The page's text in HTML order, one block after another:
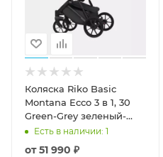
Коляска Riko Basic
Montana Ecco 3 в 1, 30
Green-Grey зеленый-
серый
Есть в наличии: 1
от51 990 ₽